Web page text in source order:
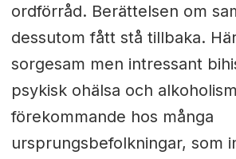
ordförråd. Berättelsen om
dessutom fått stå tillbaka.
sorgesam men intressant
psykisk ohälsa och
förekommande hos många
ursprungsbefolkningar, som